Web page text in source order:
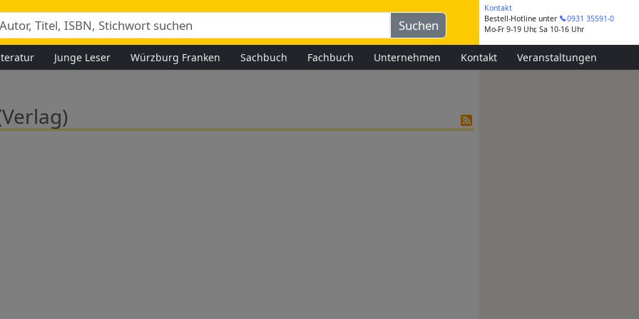
Kontakt
Bestell-Hotline unter
0931 35591-0
Mo-Fr 9-19 Uhr, Sa 10-16 Uhr
Junge Leser Würzburg Franken Sachbuch Fachbuch Unternehmen Kontakt Veranstaltungen